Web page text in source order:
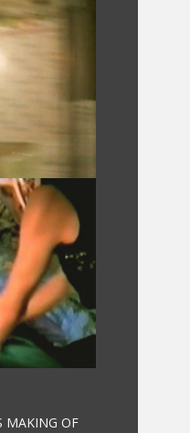
MAKING OF